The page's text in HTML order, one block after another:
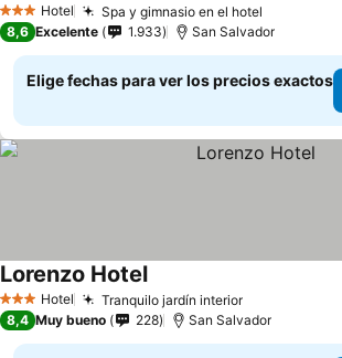
3 Estrellas
Hotel Spa y gimnasio en el hotel
8,6 Excelente 1.933 San Salvador
Elige fechas para ver los precios exactos
3 Estrellas
Hotel Tranquilo jardín interiorVer precios
Lorenzo HotelVer precios
8,4 Muy bueno 228 San Salvador